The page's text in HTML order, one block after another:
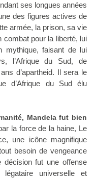
ses longues années
des figures actives de
armée, la prison, sa vie
pour la liberté, lui
mythique, faisant de lui
l’Afrique du Sud, de
d’apartheid. Il sera le
d’Afrique du Sud élu
Mandela fut bien
la force de la haine, Le
une icône magnifique
besoin de vengeance
décision fut une offense
universelle et